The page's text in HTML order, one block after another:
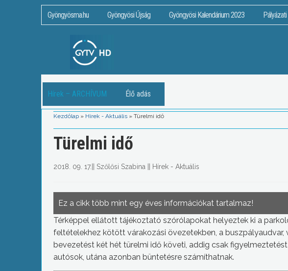
Gyöngyösma.hu Gyöngyösi Újság Gyöngyösi Kalendárium 2023
Hírek – ARCHÍVUM Élő adás
Kezdőlap » Hírek - Aktuális » Türelmi idő
Türelmi idő
2018. 09. 17. Szőlősi Szabina Hírek - Aktuális
Ez a cikk több mint egy éves információkat tartalmaz!
Térképpel ellátott tájékoztató szórólapokat helyeztek ki a
feltételekhez kötött várakozási övezetekben, a buszpályaudvar,
bevezetést két hét türelmi idő követi, addig csak
autósok, utána azonban büntetésre számíthatnak.